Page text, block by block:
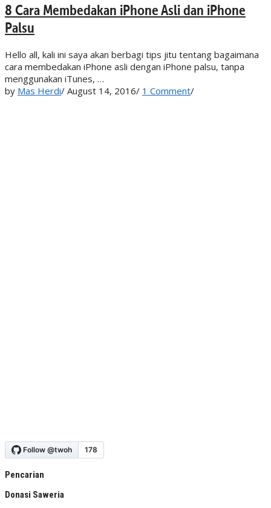
8 Cara Membedakan iPhone Asli dan iPhone
Palsu
Hello all, kali ini saya akan berbagi tips jitu tentang bagaimana
cara membedakan iPhone asli dengan iPhone palsu, tanpa
menggunakan iTunes, …
by Mas Herdi/ August 14, 2016/ 1 Comment/
Pencarian
Donasi Saweria